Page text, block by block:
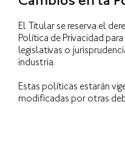
El Titular se reserva el
Política de Privacidad
legislativas o
industria.
Estas políticas estarán
modificadas por otras